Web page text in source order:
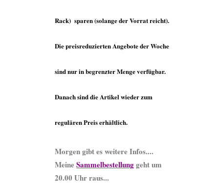
Rack) sparen (solange der Vorrat reicht).
Die preisreduzierten Angebote der Woche
sind nur in begrenzter Menge verfügbar.
Danach sind die Artikel wieder zum
regulären Preis erhältlich.
Morgen gibt es weitere Infos....
Meine Sammelbestellunggeht um
20.00 Uhr raus...